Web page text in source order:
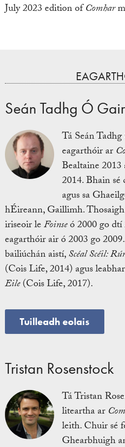
July 2023 edition ofComhar
Seán Tadhg Ó
Tá Seán
eagarthóir ar
Bealtaine 2013
2014. Bhain sé
agus sa
hÉireann, Gaillimh.
iriseoir leFoinseó 2000 go dtí
eagarthóir air ó 2003 go
bailiúchán aistí,Scéal Scéil:
(Cois Life, 2014) agus
Eile(Cois Life, 2017).
Tuilleadh eolais
Tristan Rosenstock
Tá Tristan
liteartha ar
leith. Chuir sé
Ghearbhuigh